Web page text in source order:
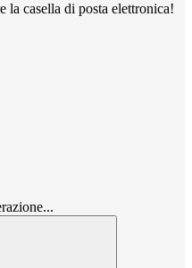
la casella di posta elettronica!